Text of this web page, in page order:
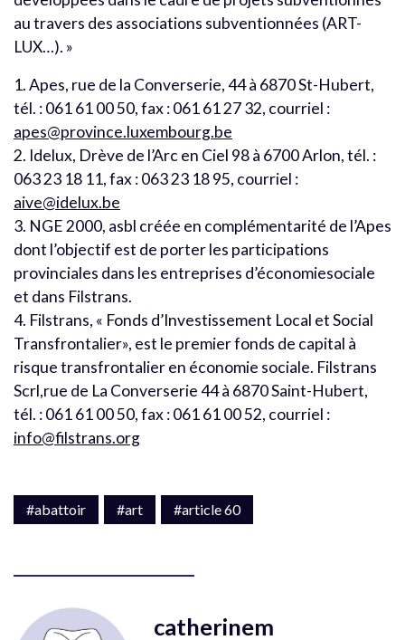
au travers des associations subventionnées (ART-
LUX…). »
1. Apes, rue de la Converserie, 44 à 6870 St-Hubert,
tél. : 061 61 00 50, fax : 061 61 27 32, courriel :
apes@province.luxembourg.be
2. Idelux, Drève de l’Arc en Ciel 98 à 6700 Arlon, tél. :
063 23 18 11, fax : 063 23 18 95, courriel :
aive@idelux.be
3. NGE 2000, asbl créée en complémentarité de l’Apes
dont l’objectif est de porter les participations
provinciales dans les entreprises d’économiesociale
et dans Filstrans.
4. Filstrans, « Fonds d’Investissement Local et Social
Transfrontalier», est le premier fonds de capital à
risque transfrontalier en économie sociale. Filstrans
Scrl,rue de La Converserie 44 à 6870 Saint-Hubert,
tél. : 061 61 00 50, fax : 061 61 00 52, courriel :
info@filstrans.org
#abattoir #art #article 60
catherinem